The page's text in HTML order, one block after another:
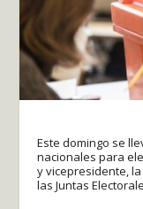
Este domingo se
nacionales para
y vicepresidente,
las Juntas